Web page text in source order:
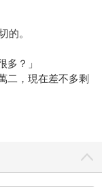
的。
多？」
二，現在差不多剩